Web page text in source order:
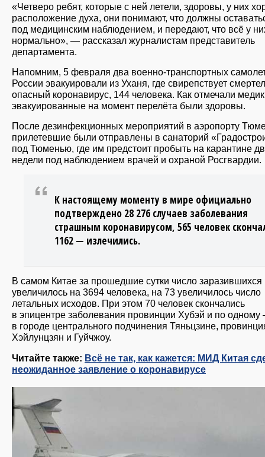
«Четверо ребят, которые с ней летели, здоровы, у них
расположение духа, они понимают, что должны
под медицинским наблюдением, и передают, что всё у
нормально», — рассказал журналистам представитель
департамента.
Напомним, 5 февраля два военно-транспортных
России эвакуировали из Уханя, где свирепствует
опасный коронавирус, 144 человека. Как отмечали
эвакуированные на момент перелёта были здоровы.
После дезинфекционных мероприятий в аэропорту
прилетевшие были отправлены в санаторий
под Тюменью, где им предстоит пробыть на карантине
недели под наблюдением врачей и охраной Росгвардии.
К настоящему моменту в мире официально
подтверждено 28 276 случаев заболевания
страшным коронавирусом, 565 человек
1162 — излечились.
В самом Китае за прошедшие сутки число заразившихся
увеличилось на 3694 человека, на 73 увеличилось число
летальных исходов. При этом 70 человек скончались
в эпицентре заболевания провинции Хубэй и по
в городе центрального подчинения Тяньцзине,
Хэйлунцзян и Гуйчжоу.
Читайте также: Всё не так, как кажется: МИД Китая
неожиданное заявление о коронавирусе